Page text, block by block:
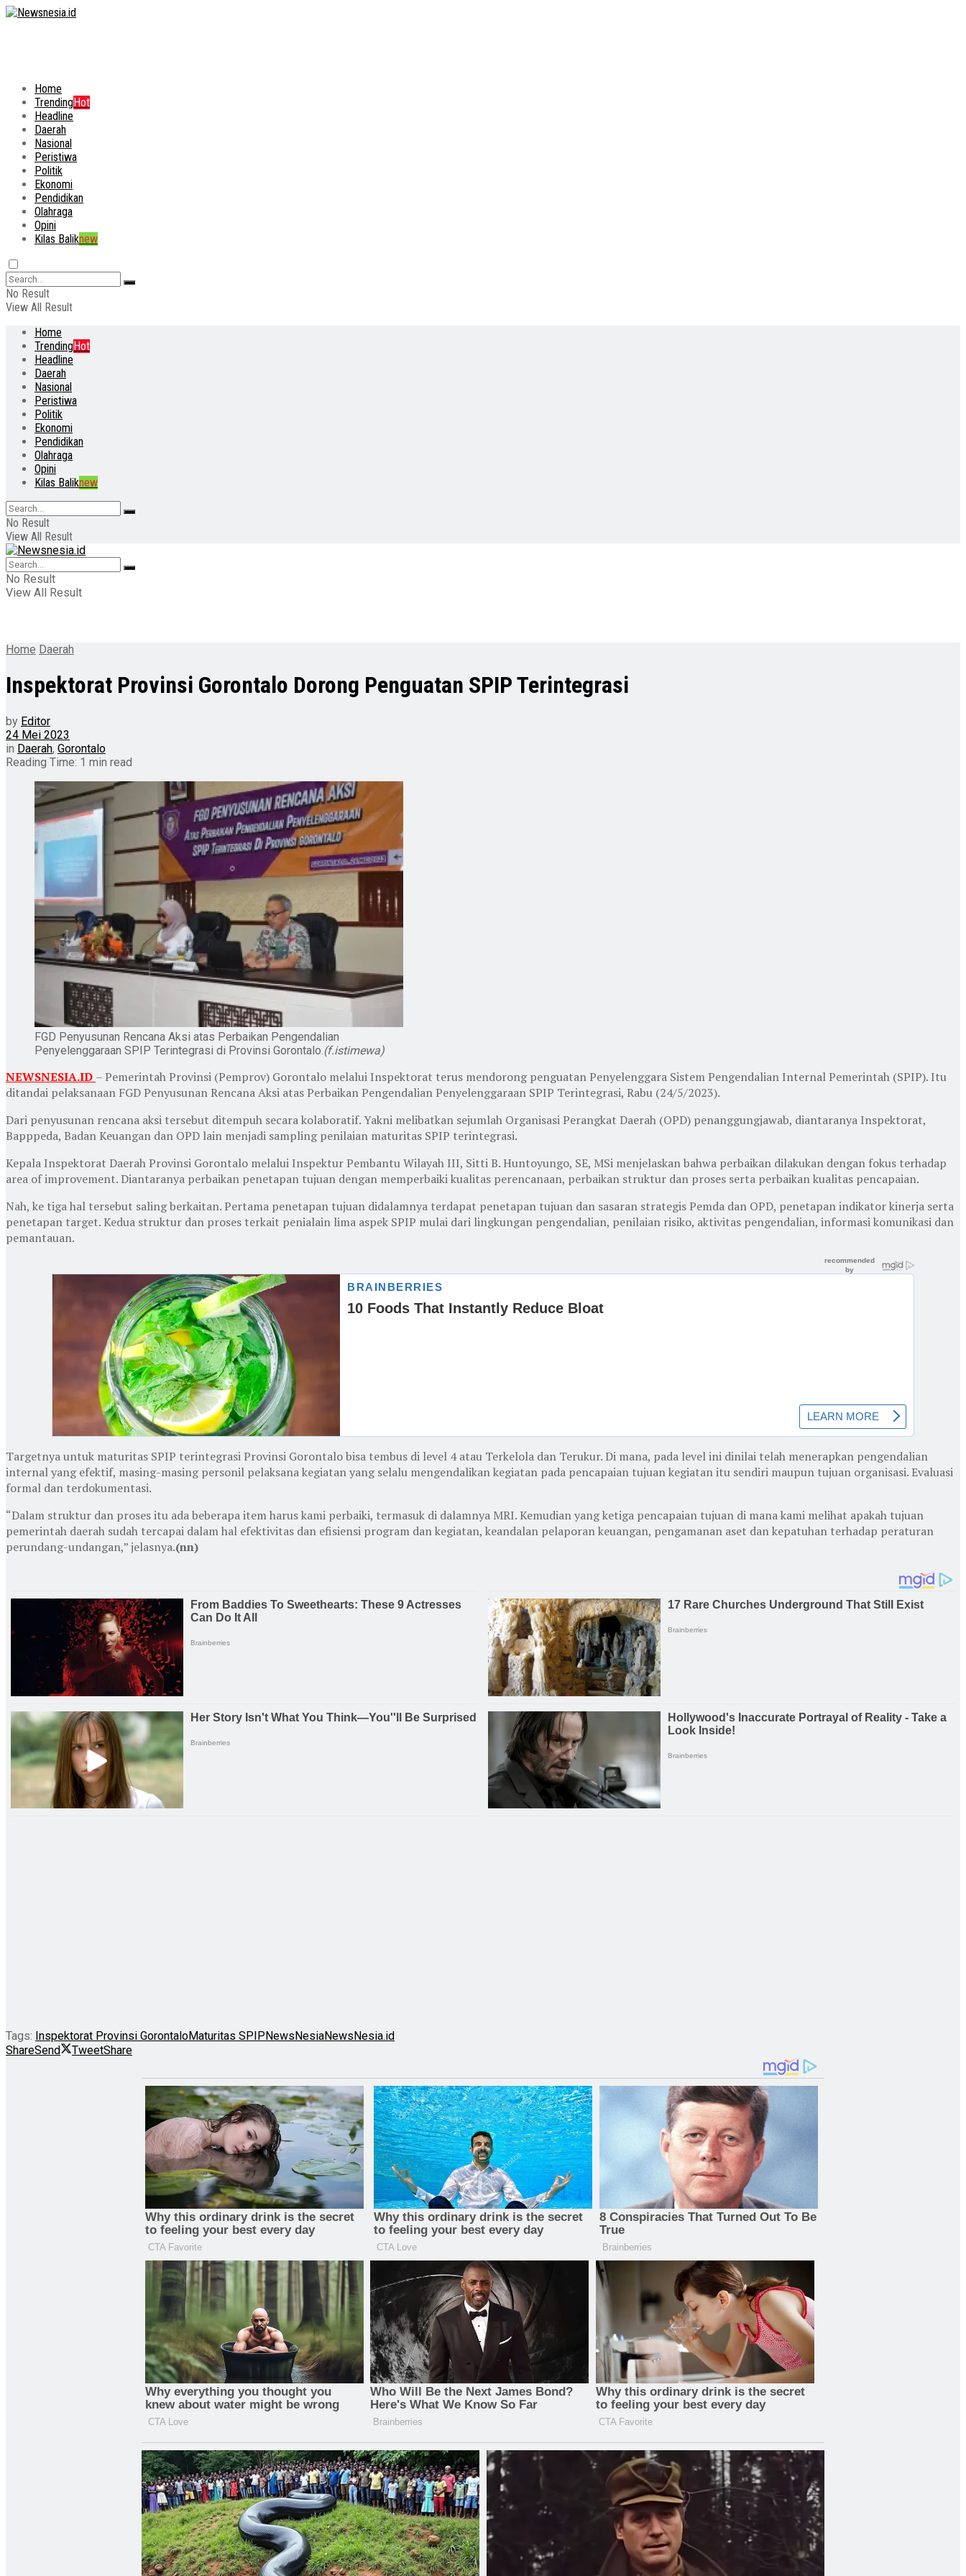
Home
TrendingHot
Headline
Daerah
Nasional
Peristiwa
Politik
Ekonomi
Pendidikan
Olahraga
Opini
Kilas Baliknew
No Result
View All Result
Home
TrendingHot
Headline
Daerah
Nasional
Peristiwa
Politik
Ekonomi
Pendidikan
Olahraga
Opini
Kilas Baliknew
No Result
View All Result
No Result
View All Result
Home Daerah
Inspektorat Provinsi Gorontalo Dorong Penguatan SPIP Terintegrasi
by Editor
24 Mei 2023
in Daerah, Gorontalo
Reading Time: 1 min read
FGD Penyusunan Rencana Aksi atas Perbaikan Pengendalian
Penyelenggaraan SPIP Terintegrasi di Provinsi Gorontalo.(f.istimewa)
NEWSNESIA.ID – Pemerintah Provinsi (Pemprov) Gorontalo melalui Inspektorat terus mendorong penguatan Penyelenggara Sistem Pengendalian Internal Pemerintah (SPIP). Itu
ditandai pelaksanaan FGD Penyusunan Rencana Aksi atas Perbaikan Pengendalian Penyelenggaraan SPIP Terintegrasi, Rabu (24/5/2023).
Dari penyusunan rencana aksi tersebut ditempuh secara kolaboratif. Yakni melibatkan sejumlah Organisasi Perangkat Daerah (OPD) penanggungjawab, diantaranya Inspektorat,
Bapppeda, Badan Keuangan dan OPD lain menjadi sampling penilaian maturitas SPIP terintegrasi.
Kepala Inspektorat Daerah Provinsi Gorontalo melalui Inspektur Pembantu Wilayah III, Sitti B. Huntoyungo, SE, MSi menjelaskan bahwa perbaikan dilakukan dengan fokus terhadap
area of improvement. Diantaranya perbaikan penetapan tujuan dengan memperbaiki kualitas perencanaan, perbaikan struktur dan proses serta perbaikan kualitas pencapaian.
Nah, ke tiga hal tersebut saling berkaitan. Pertama penetapan tujuan didalamnya terdapat penetapan tujuan dan sasaran strategis Pemda dan OPD, penetapan indikator kinerja serta
penetapan target. Kedua struktur dan proses terkait penialain lima aspek SPIP mulai dari lingkungan pengendalian, penilaian risiko, aktivitas pengendalian, informasi komunikasi dan
pemantauan.
Targetnya untuk maturitas SPIP terintegrasi Provinsi Gorontalo bisa tembus di level 4 atau Terkelola dan Terukur. Di mana, pada level ini dinilai telah menerapkan pengendalian
internal yang efektif, masing-masing personil pelaksana kegiatan yang selalu mengendalikan kegiatan pada pencapaian tujuan kegiatan itu sendiri maupun tujuan organisasi. Evaluasi
formal dan terdokumentasi.
“Dalam struktur dan proses itu ada beberapa item harus kami perbaiki, termasuk di dalamnya MRI. Kemudian yang ketiga pencapaian tujuan di mana kami melihat apakah tujuan
pemerintah daerah sudah tercapai dalam hal efektivitas dan efisiensi program dan kegiatan, keandalan pelaporan keuangan, pengamanan aset dan kepatuhan terhadap peraturan
perundang-undangan,” jelasnya.(nn)
Tags: Inspektorat Provinsi GorontaloMaturitas SPIP NewsNesiaNewsNesia.id
ShareSend TweetShare